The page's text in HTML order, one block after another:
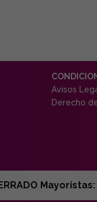
Avisos
Derecho